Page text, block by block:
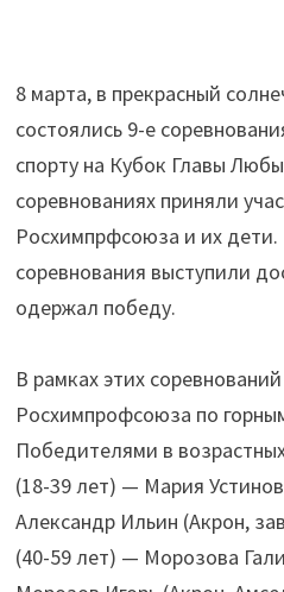
8 марта, в прекрасный
состоялись 9-е
спорту на Кубок Главы
соревнованиях приняли
Росхимпрфсоюза и их дети.
соревнования выступили
одержал победу.
В рамках этих
Росхимпрофсоюза по
Победителями в
(18-39 лет) — Мария
Александр Ильин (Акрон,
(40-59 лет) — Морозова